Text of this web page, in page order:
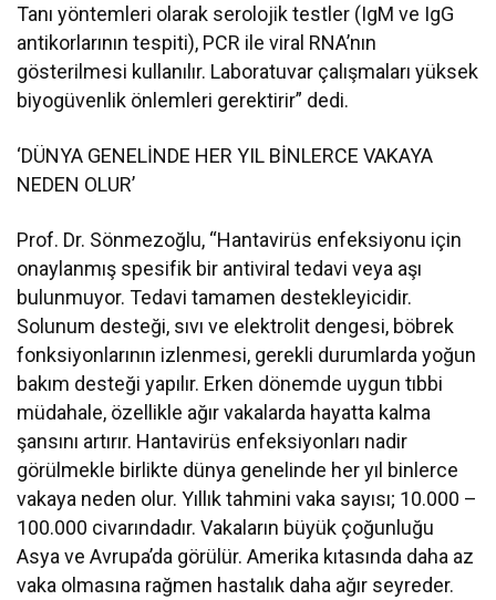
Tanı yöntemleri olarak serolojik testler (IgM ve IgG
antikorlarının tespiti), PCR ile viral RNA’nın
gösterilmesi kullanılır. Laboratuvar çalışmaları yüksek
biyogüvenlik önlemleri gerektirir” dedi.
‘DÜNYA GENELİNDE HER YIL BİNLERCE VAKAYA
NEDEN OLUR’
Prof. Dr. Sönmezoğlu, “Hantavirüs enfeksiyonu için
onaylanmış spesifik bir antiviral tedavi veya aşı
bulunmuyor. Tedavi tamamen destekleyicidir.
Solunum desteği, sıvı ve elektrolit dengesi, böbrek
fonksiyonlarının izlenmesi, gerekli durumlarda yoğun
bakım desteği yapılır. Erken dönemde uygun tıbbi
müdahale, özellikle ağır vakalarda hayatta kalma
şansını artırır. Hantavirüs enfeksiyonları nadir
görülmekle birlikte dünya genelinde her yıl binlerce
vakaya neden olur. Yıllık tahmini vaka sayısı; 10.000 –
100.000 civarındadır. Vakaların büyük çoğunluğu
Asya ve Avrupa’da görülür. Amerika kıtasında daha az
vaka olmasına rağmen hastalık daha ağır seyreder.